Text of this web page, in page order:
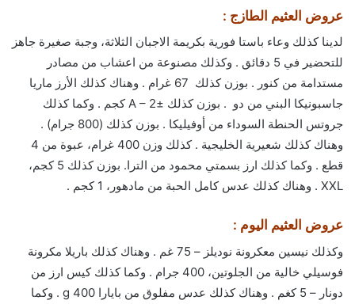
عروض العثيم الطازج :
لدينا كذلك وعاء باستا فورية بكريمة الاجبان الثلاثة، وجبة صغيرة جاهز
للتحضير في 5 دقائق . وكذلك مصنوعة من اعشاب من مصادر
مستدامة من كنور . بوزن كذلك 67 غرام . وهناك كذلك الأرز ماريا
جاسبونيكا البني من دو . بوزن كذلك ±A – 2 كجم . وكما كذلك
جروتس الحنطة السوداء من أوفيليكا . بوزن كذلك (800 جرام) .
وهناك كذلك شعيرية الخليجية . كذلك وزن 400 غرام، عبوة من 4
قطع . وكما كذلك ارز بسمتي محمود من الترا. بوزن كذلك 5 كجم،
XXL . وهناك كذلك عدس كامل الحبة من مادهور، 1 كجم .
عروض العثيم اليوم :
وكذلك نيسين معكرونة نوديلز – 75 غم . وهناك كذلك باريلا مكرونة
فوسيلي خالية من الجلوتين، 400 جرام . وكما كذلك كيس ارز من
دونار – 5 كغم . وهناك كذلك عدس مفلوق من بايارا 400 g . وكما